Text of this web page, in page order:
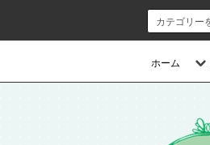
ホーム